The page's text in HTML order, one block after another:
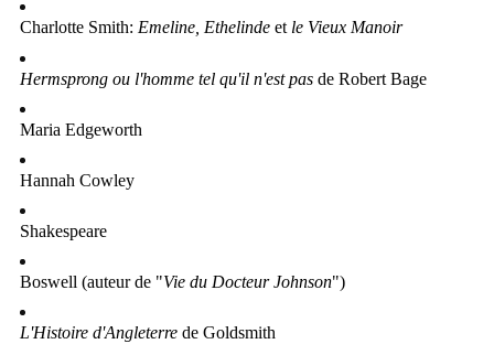
Charlotte Smith:Emeline, Ethelindeetle Vieux Manoir
Hermsprong ou l'homme tel qu'il n'est pasde Robert Bage
Maria Edgeworth
Hannah Cowley
Shakespeare
Boswell (auteur de "Vie du Docteur Johnson")
L'Histoire d'Angleterre de Goldsmith